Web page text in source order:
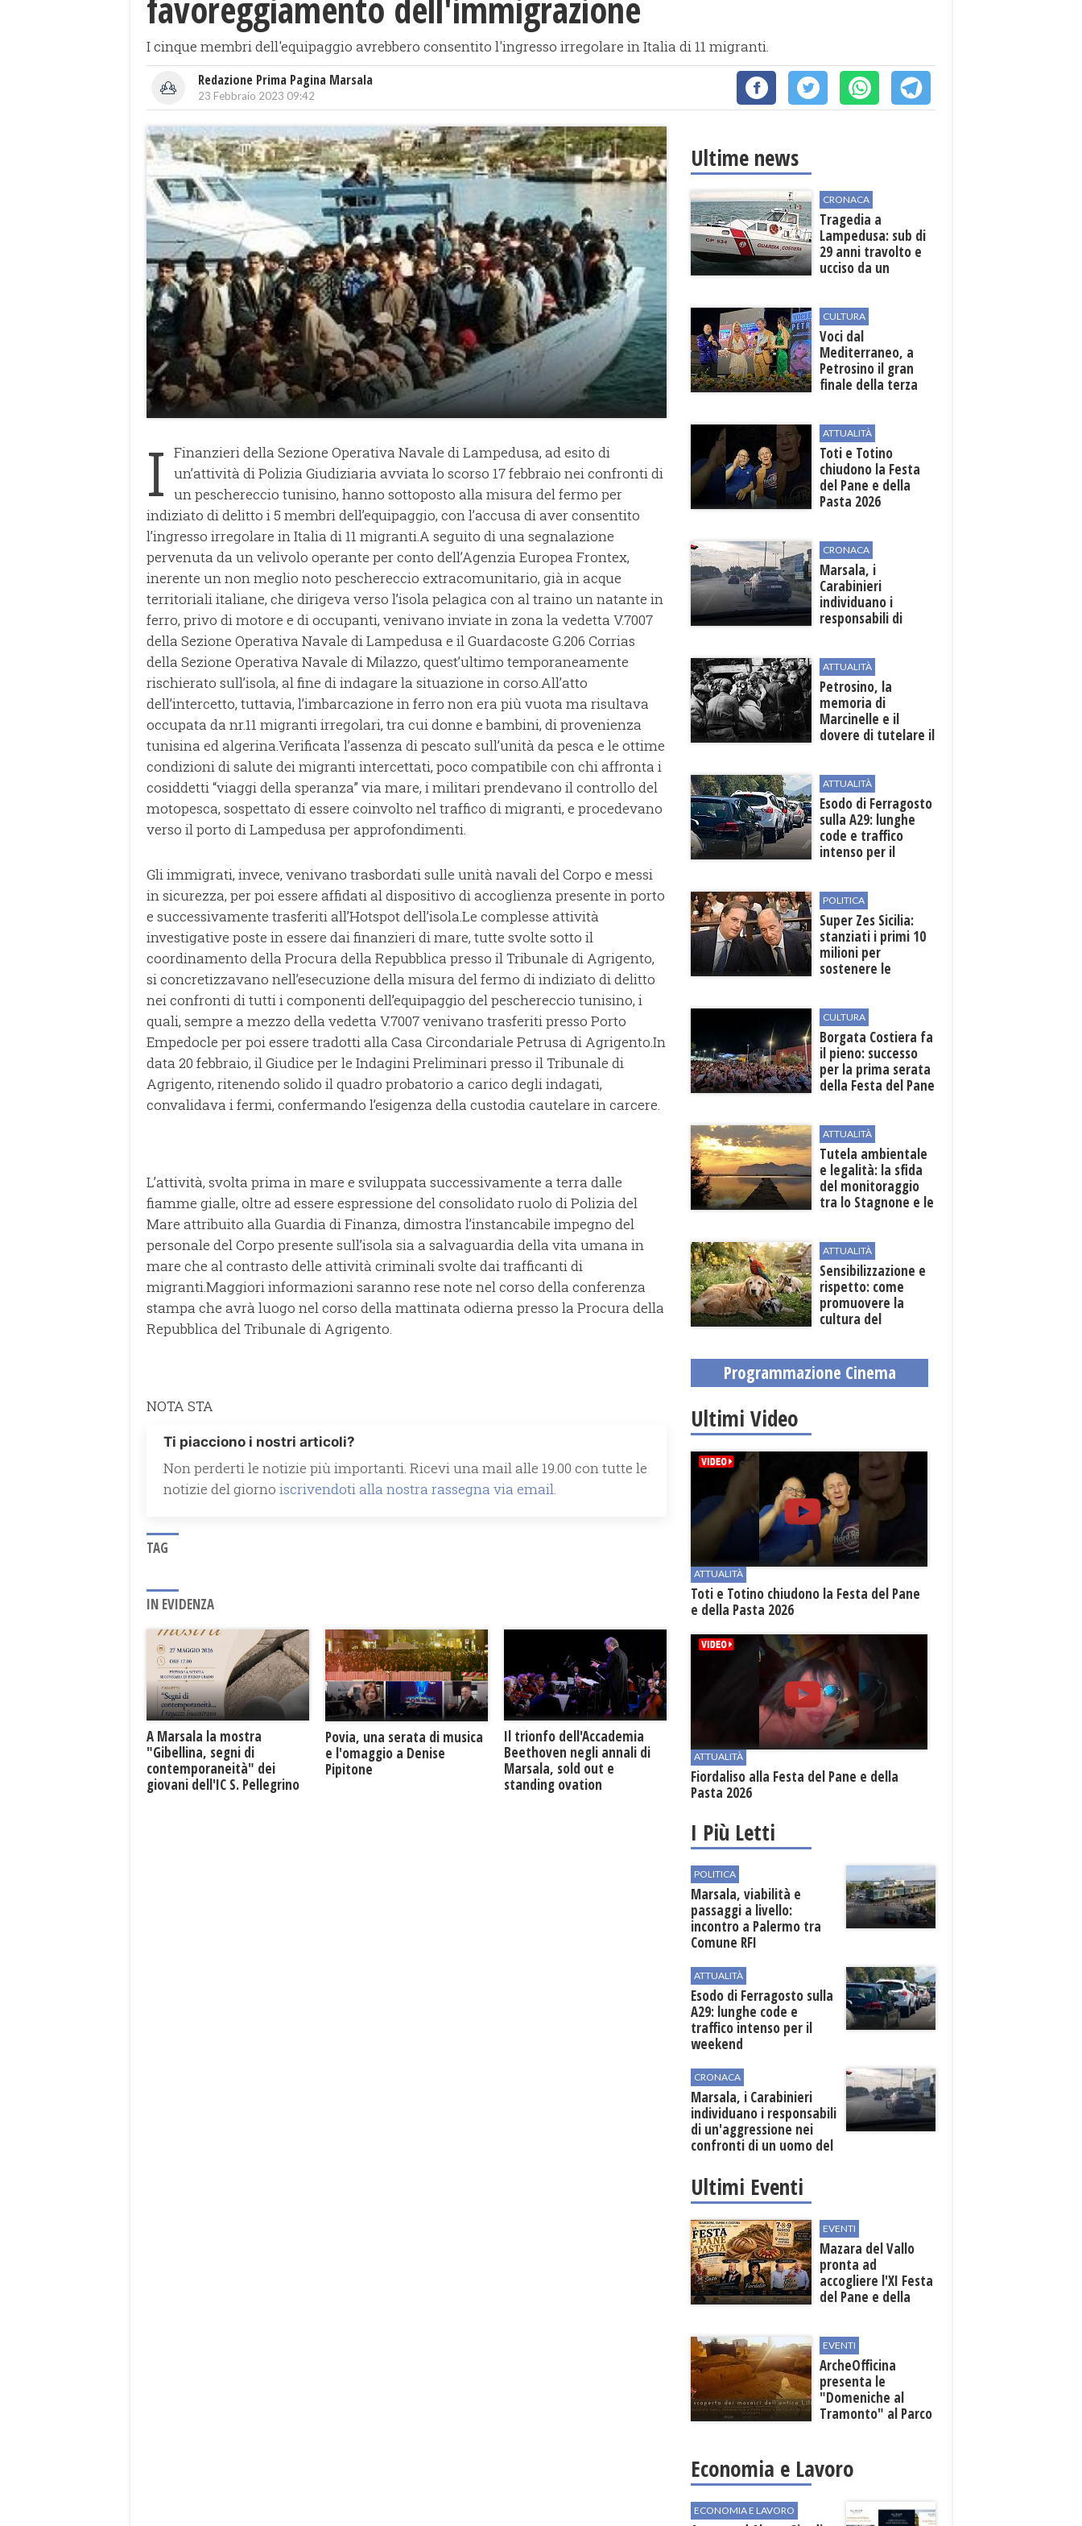
favoreggiamento dell'immigrazione
I cinque membri dell'equipaggio avrebbero consentito l'ingresso irregolare in Italia di 11 migranti.
Redazione Prima Pagina Marsala
23 Febbraio 2023 09:42
I Finanzieri della Sezione Operativa Navale di Lampedusa, ad esito di
un’attività di Polizia Giudiziaria avviata lo scorso 17 febbraio nei confronti di
un peschereccio tunisino, hanno sottoposto alla misura del fermo per
indiziato di delitto i 5 membri dell’equipaggio, con l’accusa di aver consentito
l’ingresso irregolare in Italia di 11 migranti.A seguito di una segnalazione
pervenuta da un velivolo operante per conto dell’Agenzia Europea Frontex,
inerente un non meglio noto peschereccio extracomunitario, già in acque
territoriali italiane, che dirigeva verso l’isola pelagica con al traino un natante in
ferro, privo di motore e di occupanti, venivano inviate in zona la vedetta V.7007
della Sezione Operativa Navale di Lampedusa e il Guardacoste G.206 Corrias
della Sezione Operativa Navale di Milazzo, quest’ultimo temporaneamente
rischierato sull’isola, al fine di indagare la situazione in corso.All’atto
dell’intercetto, tuttavia, l’imbarcazione in ferro non era più vuota ma risultava
occupata da nr.11 migranti irregolari, tra cui donne e bambini, di provenienza
tunisina ed algerina.Verificata l’assenza di pescato sull’unità da pesca e le ottime
condizioni di salute dei migranti intercettati, poco compatibile con chi affronta i
cosiddetti “viaggi della speranza” via mare, i militari prendevano il controllo del
motopesca, sospettato di essere coinvolto nel traffico di migranti, e procedevano
verso il porto di Lampedusa per approfondimenti.
Gli immigrati, invece, venivano trasbordati sulle unità navali del Corpo e messi
in sicurezza, per poi essere affidati al dispositivo di accoglienza presente in porto
e successivamente trasferiti all’Hotspot dell’isola.Le complesse attività
investigative poste in essere dai finanzieri di mare, tutte svolte sotto il
coordinamento della Procura della Repubblica presso il Tribunale di Agrigento,
si concretizzavano nell’esecuzione della misura del fermo di indiziato di delitto
nei confronti di tutti i componenti dell’equipaggio del peschereccio tunisino, i
quali, sempre a mezzo della vedetta V.7007 venivano trasferiti presso Porto
Empedocle per poi essere tradotti alla Casa Circondariale Petrusa di Agrigento.In
data 20 febbraio, il Giudice per le Indagini Preliminari presso il Tribunale di
Agrigento, ritenendo solido il quadro probatorio a carico degli indagati,
convalidava i fermi, confermando l’esigenza della custodia cautelare in carcere.
L’attività, svolta prima in mare e sviluppata successivamente a terra dalle
fiamme gialle, oltre ad essere espressione del consolidato ruolo di Polizia del
Mare attribuito alla Guardia di Finanza, dimostra l’instancabile impegno del
personale del Corpo presente sull’isola sia a salvaguardia della vita umana in
mare che al contrasto delle attività criminali svolte dai trafficanti di
migranti.Maggiori informazioni saranno rese note nel corso della conferenza
stampa che avrà luogo nel corso della mattinata odierna presso la Procura della
Repubblica del Tribunale di Agrigento.
NOTA STA
Ti piacciono i nostri articoli?
Non perderti le notizie più importanti. Ricevi una mail alle 19.00 con tutte le
notizie del giorno iscrivendoti alla nostra rassegna via email.
TAG
IN EVIDENZA
A Marsala la mostra
"Gibellina, segni di
contemporaneità" dei
giovani dell'IC S. Pellegrino
Povia, una serata di musica
e l'omaggio a Denise
Pipitone
Il trionfo dell'Accademia
Beethoven negli annali di
Marsala, sold out e
standing ovation
Ultime news
CRONACA
Tragedia a
Lampedusa: sub di
29 anni travolto e
ucciso da un
CULTURA
Voci dal
Mediterraneo, a
Petrosino il gran
finale della terza
ATTUALITÀ
Toti e Totino
chiudono la Festa
del Pane e della
Pasta 2026
CRONACA
Marsala, i
Carabinieri
individuano i
responsabili di
uomo del posto
ATTUALITÀ
Petrosino, la
memoria di
Marcinelle e il
dovere di tutelare il
ATTUALITÀ
Esodo di Ferragosto
sulla A29: lunghe
code e traffico
intenso per il
POLITICA
Super Zes Sicilia:
stanziati i primi 10
milioni per
sostenere le
CULTURA
​Borgata Costiera fa
il pieno: successo
per la prima serata
della Festa del Pane
ATTUALITÀ
Tutela ambientale
e legalità: la sfida
del monitoraggio
tra lo Stagnone e le
ATTUALITÀ
Sensibilizzazione e
rispetto: come
promuovere la
cultura del
82/2025
Programmazione Cinema
Ultimi Video
ATTUALITÀ
Toti e Totino chiudono la Festa del Pane
e della Pasta 2026
ATTUALITÀ
Fiordaliso alla Festa del Pane e della
Pasta 2026
I Più Letti
POLITICA
Marsala, viabilità e
passaggi a livello:
incontro a Palermo tra
Comune RFI
ATTUALITÀ
Esodo di Ferragosto sulla
A29: lunghe code e
traffico intenso per il
weekend
CRONACA
Marsala, i Carabinieri
individuano i responsabili
di un'aggressione nei
confronti di un uomo del
Ultimi Eventi
EVENTI
Mazara del Vallo
pronta ad
accogliere l'XI Festa
del Pane e della
EVENTI
ArcheOfficina
presenta le
"Domeniche al
Tramonto" al Parco
Economia e Lavoro
ECONOMIA E LAVORO